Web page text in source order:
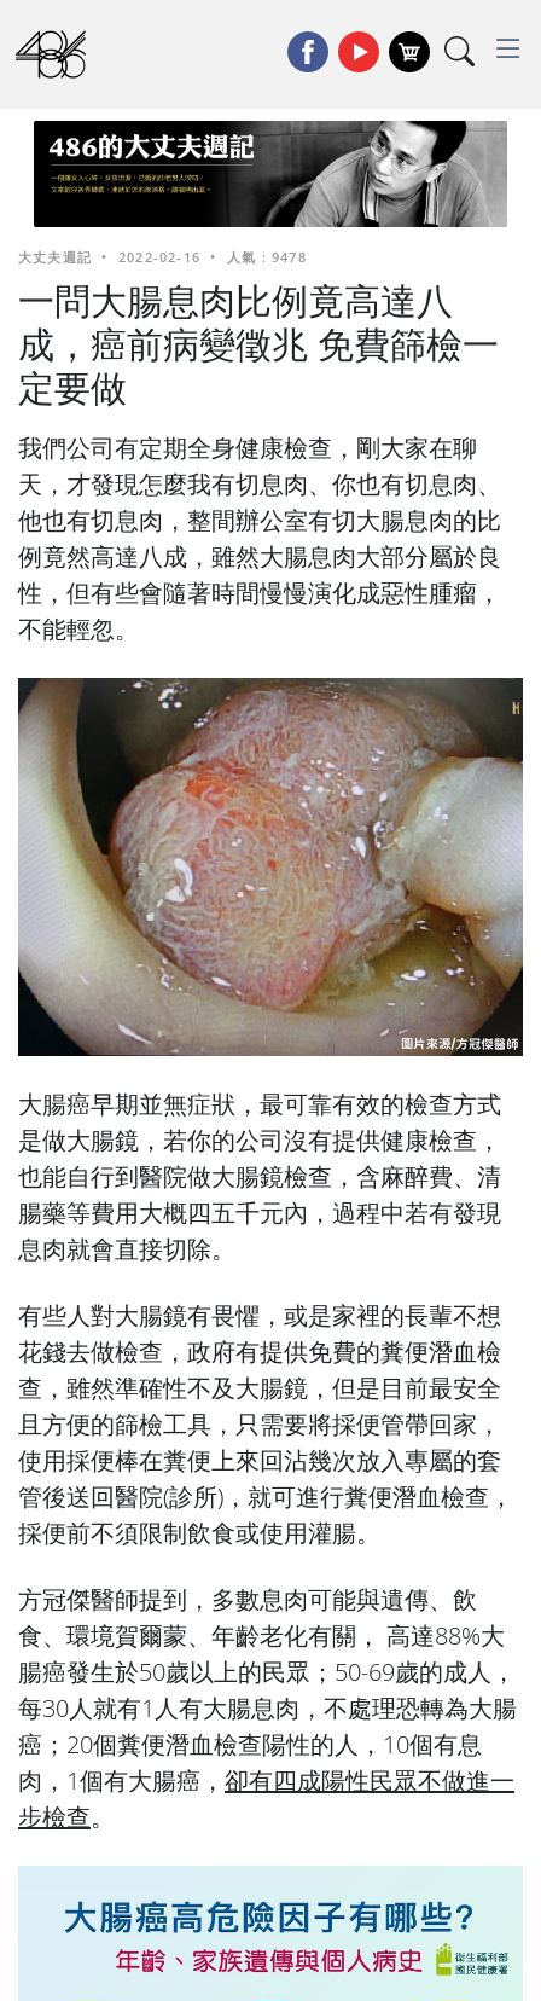
大丈夫週記 • 2022-02-16 • 人氣 : 9478
一問大腸息肉比例竟高達八
成，癌前病變徵兆 免費篩檢一
定要做
我們公司有定期全身健康檢查，剛大家在聊
天，才發現怎麼我有切息肉、你也有切息肉、
他也有切息肉，整間辦公室有切大腸息肉的比
例竟然高達八成，雖然大腸息肉大部分屬於良
性，但有些會隨著時間慢慢演化成惡性腫瘤，
不能輕忽。
大腸癌早期並無症狀，最可靠有效的檢查方式
是做大腸鏡，若你的公司沒有提供健康檢查，
也能自行到醫院做大腸鏡檢查，含麻醉費、清
腸藥等費用大概四五千元內，過程中若有發現
息肉就會直接切除。
有些人對大腸鏡有畏懼，或是家裡的長輩不想
花錢去做檢查，政府有提供免費的糞便潛血檢
查，雖然準確性不及大腸鏡，但是目前最安全
且方便的篩檢工具，只需要將採便管帶回家，
使用採便棒在糞便上來回沾幾次放入專屬的套
管後送回醫院(診所)，就可進行糞便潛血檢查，
採便前不須限制飲食或使用灌腸。
方冠傑醫師提到，多數息肉可能與遺傳、飲
食、環境賀爾蒙、年齡老化有關， 高達88%大
腸癌發生於50歲以上的民眾；50-69歲的成人，
每30人就有1人有大腸息肉，不處理恐轉為大腸
癌；20個糞便潛血檢查陽性的人，10個有息
肉，1個有大腸癌， 卻有四成陽性民眾不做進一
步檢查。